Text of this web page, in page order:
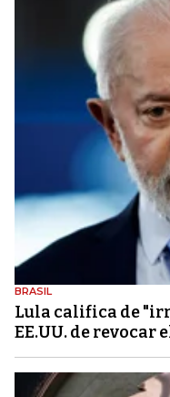
BRASIL
Lula califica de
EE.UU. de revocar